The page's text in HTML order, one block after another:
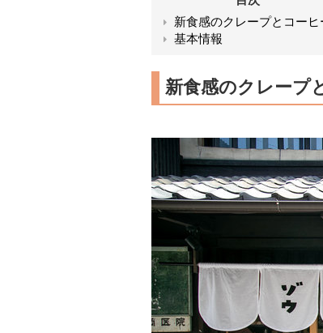
新食感のクレープとコーヒ
基本情報
新食感のクレープ